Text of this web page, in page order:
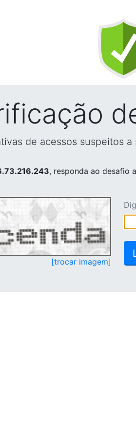
de acessos suspeitos
, responda ao desafio
[trocar imagem]